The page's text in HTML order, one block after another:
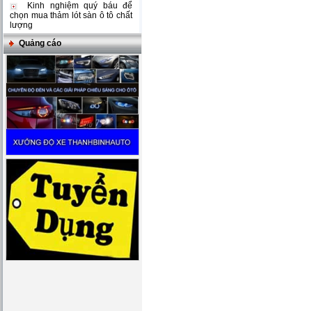
Kinh nghiệm quý báu để
chọn mua thảm lót sàn ô tô chất
lượng
Quảng cáo